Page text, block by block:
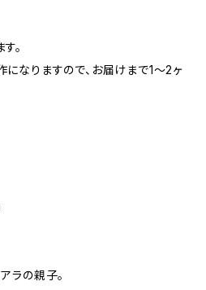
。
なりますので、お届けまで1〜2ヶ
ラの親子。